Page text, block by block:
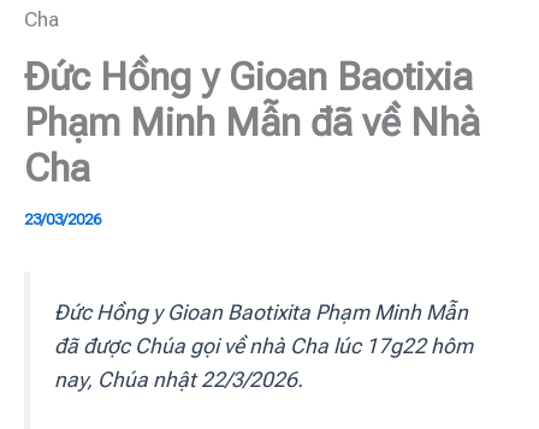
Cha
Đức Hồng y Gioan Baotixia
Phạm Minh Mẫn đã về Nhà
Cha
23/03/2026
Đức Hồng y Gioan Baotixita Phạm Minh Mẫn
đã được Chúa gọi về nhà Cha lúc 17g22 hôm
nay, Chúa nhật 22/3/2026.